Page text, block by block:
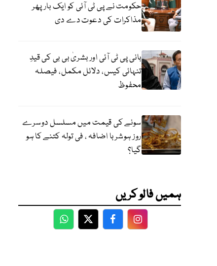
حکومت نے پی ٹی آئی کو ایک بارپھر
مذاکرات کی دعوت دے دی
بانی پی ٹی آئی اور بشریٰ بی بی کی قیدِ
تنہائی کیس، دلائل مکمل، فیصلہ
محفوظ
سونے کی قیمت میں مسلسل دوسرے
روز ہوشربا اضافہ ، فی تولہ کتنے کا ہو
گیا؟
ہمیں فالو کریں
WhatsApp
TwitterFacebookFacebook